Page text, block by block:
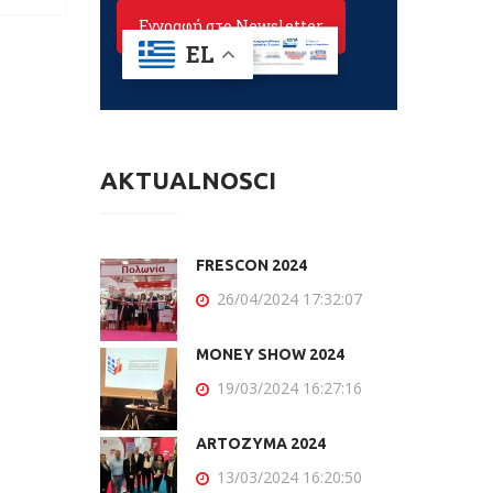
AKTUALNOŚCI
FRESCON 2024
26/04/2024 17:32:07
MONEY SHOW 2024
19/03/2024 16:27:16
ARTOZYMA 2024
13/03/2024 16:20:50